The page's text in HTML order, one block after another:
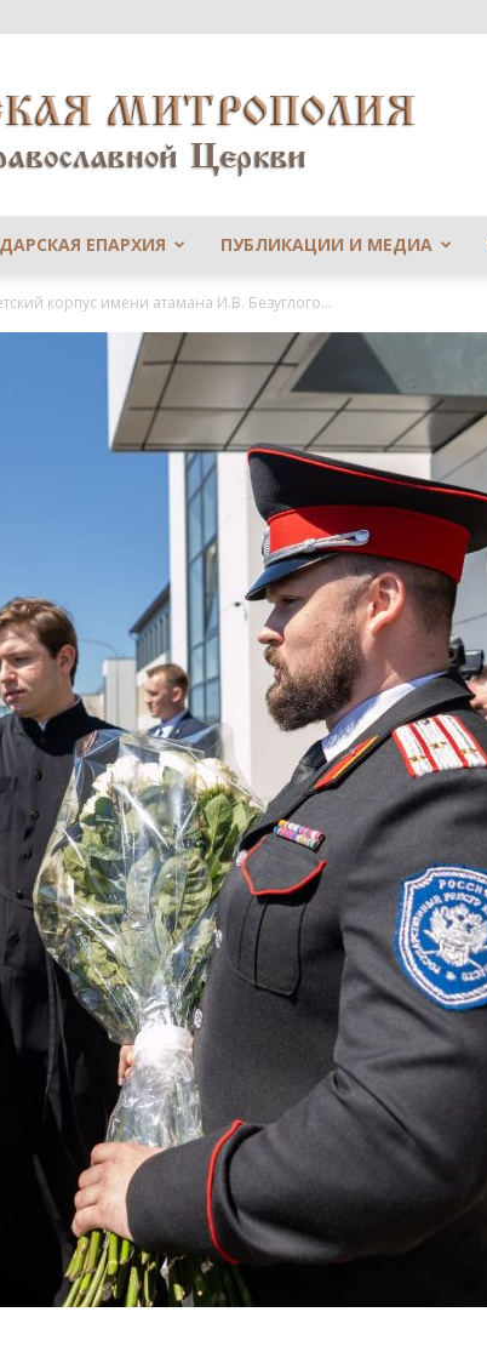
Сайт
Екатеринодарской
и
Кубанской
епархии
ЕПАРХИЯ ПУБЛИКАЦИИ И МЕДИА
корпус имени атамана И.В. Безуглого...